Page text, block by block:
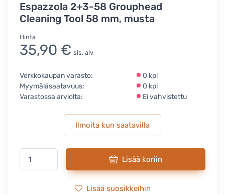
Espazzola 2+3-58 Grouphead
Cleaning Tool 58 mm, musta
Hinta
35,90 € sis. alv
Verkkokaupan varasto:
0 kpl
Myymäläsaatavuus:
0 kpl
Varastossa arviolta:
Ei vahvistettu
Ilmoita kun saatavilla
Lisää koriin
Lisää suosikkeihin